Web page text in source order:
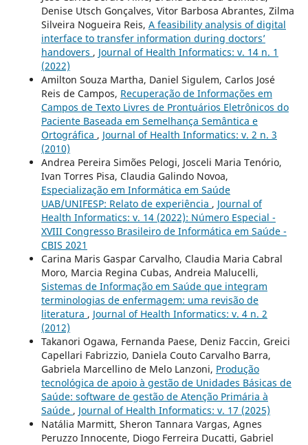
Denise Utsch Gonçalves, Vitor Barbosa Abrantes, Zilma
Silveira Nogueira Reis, A feasibility analysis of digital
interface to transfer information during doctors’
handovers , Journal of Health Informatics: v. 14 n. 1
(2022)
Amilton Souza Martha, Daniel Sigulem, Carlos José
Reis de Campos, Recuperação de Informações em
Campos de Texto Livres de Prontuários Eletrônicos do
Paciente Baseada em Semelhança Semântica e
Ortográfica , Journal of Health Informatics: v. 2 n. 3
(2010)
Andrea Pereira Simões Pelogi, Josceli Maria Tenório,
Ivan Torres Pisa, Claudia Galindo Novoa,
Especialização em Informática em Saúde
UAB/UNIFESP: Relato de experiência , Journal of
Health Informatics: v. 14 (2022): Número Especial -
XVIII Congresso Brasileiro de Informática em Saúde -
CBIS 2021
Carina Maris Gaspar Carvalho, Claudia Maria Cabral
Moro, Marcia Regina Cubas, Andreia Malucelli,
Sistemas de Informação em Saúde que integram
terminologias de enfermagem: uma revisão de
literatura , Journal of Health Informatics: v. 4 n. 2
(2012)
Takanori Ogawa, Fernanda Paese, Deniz Faccin, Greici
Capellari Fabrizzio, Daniela Couto Carvalho Barra,
Gabriela Marcellino de Melo Lanzoni, Produção
tecnológica de apoio à gestão de Unidades Básicas de
Saúde: software de gestão de Atenção Primária à
Saúde , Journal of Health Informatics: v. 17 (2025)
Natália Marmitt, Sheron Tannara Vargas, Agnes
Peruzzo Innocente, Diogo Ferreira Ducatti, Gabriel